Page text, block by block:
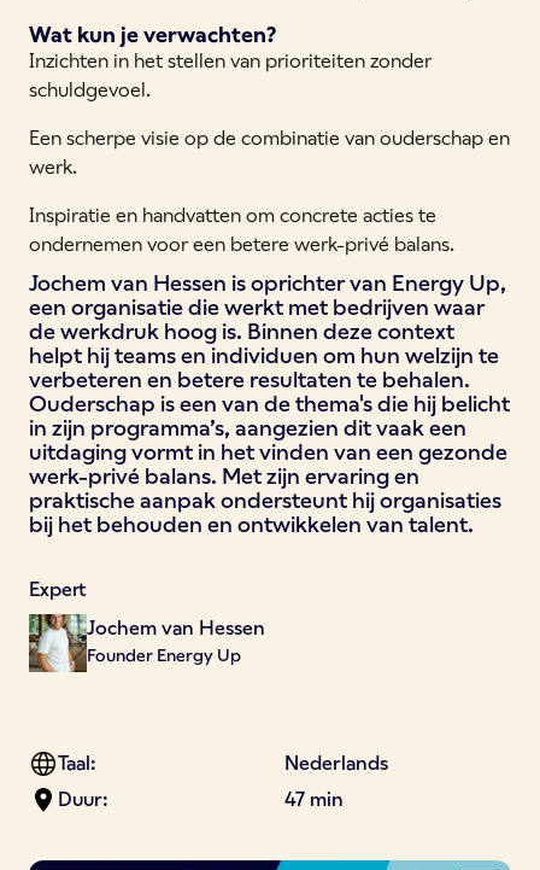
Wat kun je verwachten?
Inzichten in het stellen van prioriteiten zonder
schuldgevoel.
Een scherpe visie op de combinatie van ouderschap en
werk.
Inspiratie en handvatten om concrete acties te
ondernemen voor een betere werk-privé balans.
Jochem van Hessen is oprichter van Energy Up,
een organisatie die werkt met bedrijven waar
de werkdruk hoog is. Binnen deze context
helpt hij teams en individuen om hun welzijn te
verbeteren en betere resultaten te behalen.
Ouderschap is een van de thema's die hij belicht
in zijn programma’s, aangezien dit vaak een
uitdaging vormt in het vinden van een gezonde
werk-privé balans. Met zijn ervaring en
praktische aanpak ondersteunt hij organisaties
bij het behouden en ontwikkelen van talent.
Expert
Jochem van Hessen
Founder Energy Up
Taal:
Nederlands
Duur:
47 min